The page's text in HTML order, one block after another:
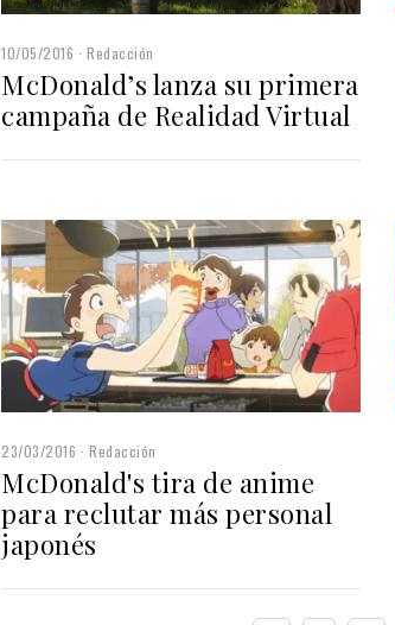
10/05/2016 Redacción
McDonald’s lanza su primera
campaña de Realidad Virtual
23/03/2016 Redacción
McDonald's tira de anime
para reclutar más personal
japonés